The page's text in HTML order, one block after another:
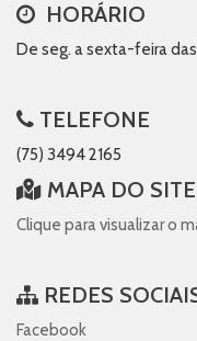
HORÁRIO
De seg. a sexta-feira
TELEFONE
(75) 3494 2165
MAPA DO SITE
Clique para visualizar o
REDES
Facebook